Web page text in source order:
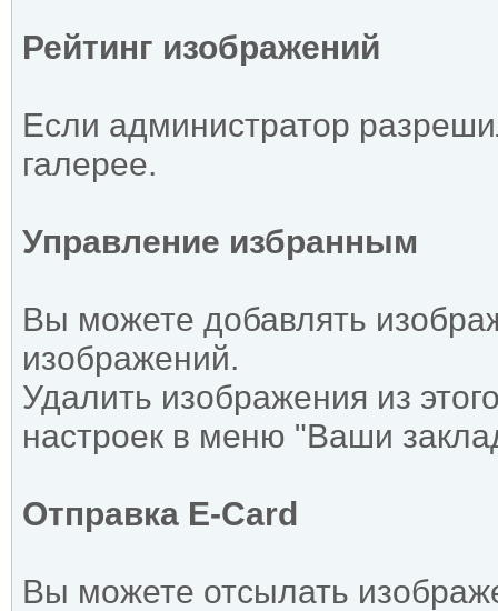
Рейтинг изображений
Если администратор
галерее.
Управление избранным
Вы можете добавлять
изображений.
Удалить изображения из
настроек в меню "Ваши
Отправка E-Card
Вы можете отсылать